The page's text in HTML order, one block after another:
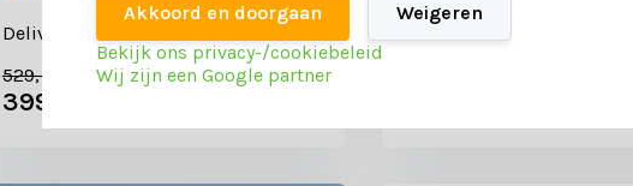
Deliverytime
529,-
399,-
Deliverytime
Akkoord en doorgaan
Weigeren
Bekijk ons privacy-/cookiebeleid
Wij zijn een Google partner